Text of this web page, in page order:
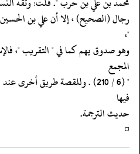
‏‏‏‏رجال (الصحيح) ، إلا أن علي بن
"،
‏‏‏‏وهو صدوق يهم كما في " التقريب "،
المجمع
‏‏‏‏" (6 / 210) . وللقصة طريق أخرى
فيها
‏‏‏‏حديث الترجمة.
‏‏‏‏¤